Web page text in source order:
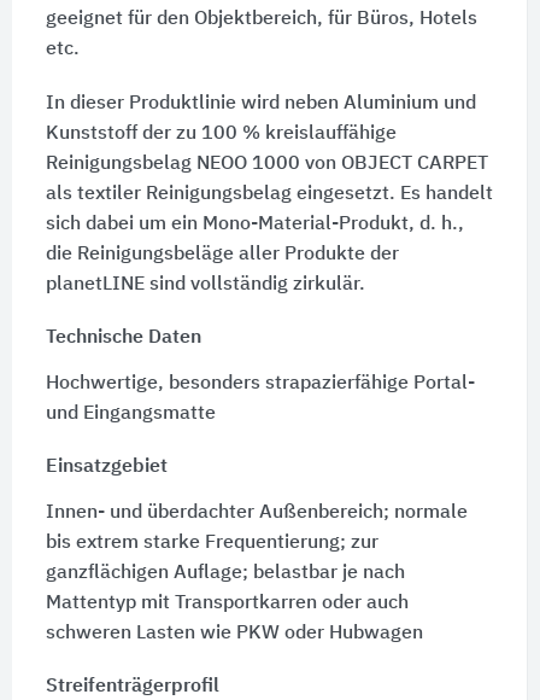
geeignet für den Objektbereich, für Büros, Hotels
etc.
In dieser Produktlinie wird neben Aluminium und
Kunststoff der zu 100 % kreislauffähige
Reinigungsbelag NEOO 1000 von OBJECT CARPET
als textiler Reinigungsbelag eingesetzt. Es handelt
sich dabei um ein Mono-Material-Produkt, d. h.,
die Reinigungsbeläge aller Produkte der
planetLINE sind vollständig zirkulär.
Technische Daten
Hochwertige, besonders strapazierfähige Portal-
und Eingangsmatte
Einsatzgebiet
Innen- und überdachter Außenbereich; normale
bis extrem starke Frequentierung; zur
ganzflächigen Auflage; belastbar je nach
Mattentyp mit Transportkarren oder auch
schweren Lasten wie PKW oder Hubwagen
Streifenträgerprofil